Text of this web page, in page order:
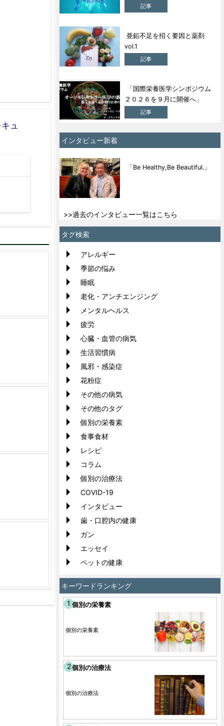
ュ
記事
亜鉛不足を招く要因と薬剤
vol.1
記事
「国際栄養医学シンポジウム
２０２６を９月に開催へ」
記事
インタビュー新着
「Be Healthy,Be Beautiful.」
>>過去のインタビュー一覧はこちら
タグ検索
アレルギー
季節の悩み
睡眠
老化・アンチエンジング
メンタルヘルス
疲労
心臓・血管の病気
生活習慣病
風邪・感染症
花粉症
その他の病気
その他のタグ
個別の栄養素
食事食材
レシピ
コラム
個別の治療法
COVID-19
インタビュー
歯・口腔内の健康
ガン
エッセイ
ペットの健康
キーワードランキング
個別の栄養素
個別の栄養素
個別の治療法
個別の治療法